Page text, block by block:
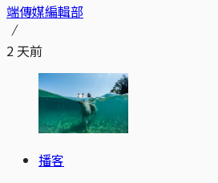
端傳媒編輯部
2 天前
播客